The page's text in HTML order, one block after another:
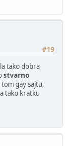
#19
tako dobra
stvarno
gay sajtu,
tako kratku